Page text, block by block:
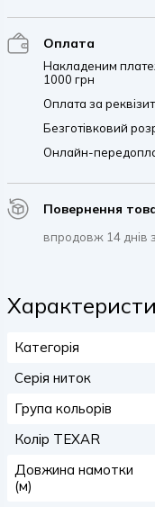
Оплата
Накладеним
1000 грн
Оплата за
Безготівковий
Онлайн-
Повернення
впродовж 14 днів
Категорія
Серія ниток
Група кольорів
Колір TEXAR
Довжина намотки
(м)